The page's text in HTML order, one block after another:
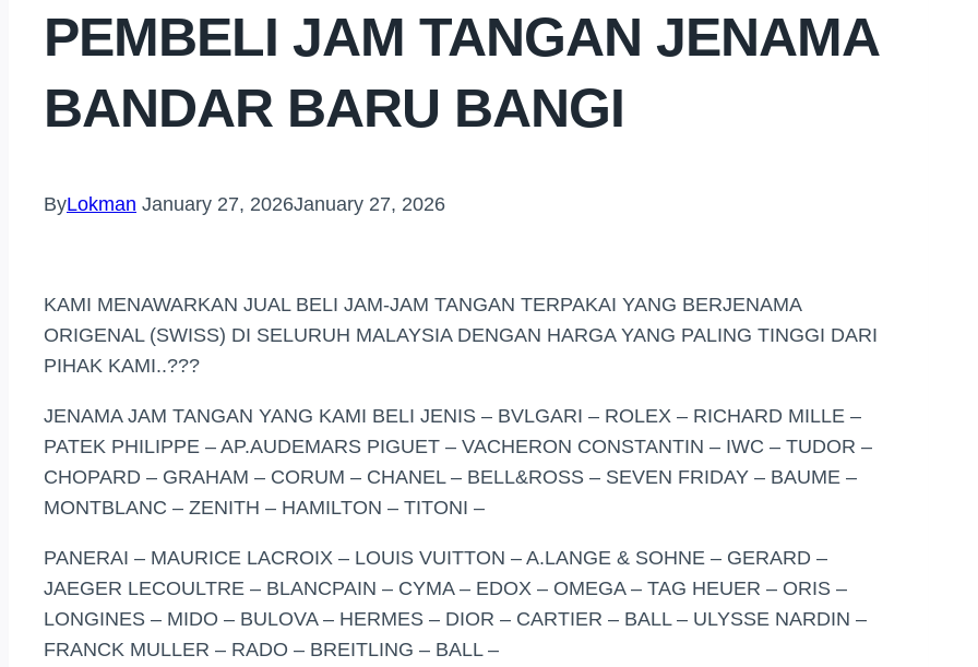
PEMBELI JAM TANGAN JENAMA
BANDAR BARU BANGI
ByLokman January 27, 2026January 27, 2026
KAMI MENAWARKAN JUAL BELI JAM-JAM TANGAN TERPAKAI YANG BERJENAMA
ORIGENAL (SWISS) DI SELURUH MALAYSIA DENGAN HARGA YANG PALING TINGGI DARI
PIHAK KAMI..???
JENAMA JAM TANGAN YANG KAMI BELI JENIS – BVLGARI – ROLEX – RICHARD MILLE –
PATEK PHILIPPE – AP.AUDEMARS PIGUET – VACHERON CONSTANTIN – IWC – TUDOR –
CHOPARD – GRAHAM – CORUM – CHANEL – BELL&ROSS – SEVEN FRIDAY – BAUME –
MONTBLANC – ZENITH – HAMILTON – TITONI –
PANERAI – MAURICE LACROIX – LOUIS VUITTON – A.LANGE & SOHNE – GERARD –
JAEGER LECOULTRE – BLANCPAIN – CYMA – EDOX – OMEGA – TAG HEUER – ORIS –
LONGINES – MIDO – BULOVA – HERMES – DIOR – CARTIER – BALL – ULYSSE NARDIN –
FRANCK MULLER – RADO – BREITLING – BALL –